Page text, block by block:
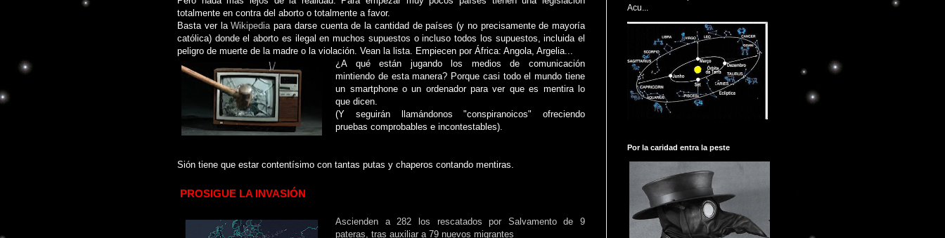
totalmente en contra del aborto o totalmente a favor.
Basta ver laWikipediapara darse cuenta de la cantidad de países (y no precisamente de mayoría
católica) donde el aborto es ilegal en muchos supuestos o incluso todos los supuestos, incluida el
peligro de muerte de la madre o la violación. Vean la lista. Empiecen por África: Angola, Argelia...
¿A qué están jugando los medios de comunicación
mintiendo de esta manera? Porque casi todo el mundo tiene
un smartphone o un ordenador para ver que es mentira lo
que dicen.
(Y seguirán llamándonos "conspiranoicos" ofreciendo
pruebas comprobables e incontestables).
Sión tiene que estar contentísimo con tantas putas y chaperos contando mentiras.
PROSIGUE LA INVASIÓN
Ascienden a 282 los rescatados por Salvamento de 9
pateras, tras auxiliar a 79 nuevos migrantes
Acu...
Por la caridad entra la peste